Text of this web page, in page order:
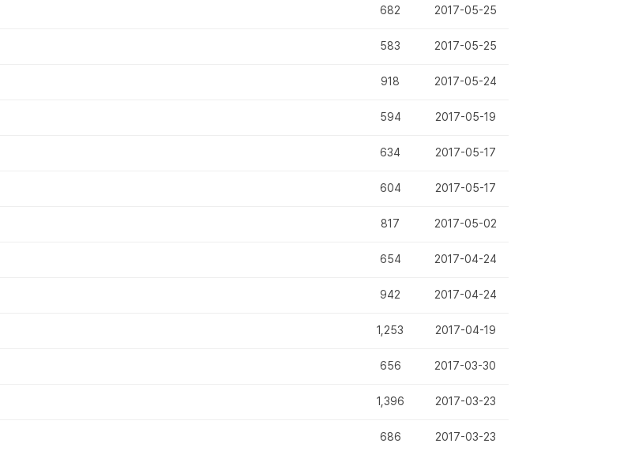
682 2017-05-25
583 2017-05-25
918 2017-05-24
594 2017-05-19
634 2017-05-17
604 2017-05-17
817 2017-05-02
654 2017-04-24
942 2017-04-24
1,253 2017-04-19
656 2017-03-30
1,396 2017-03-23
686 2017-03-23